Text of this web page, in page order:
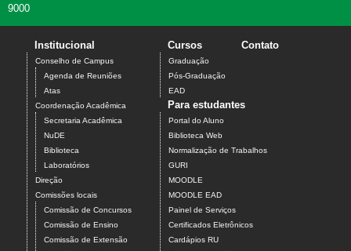
9000
Institucional
Conselho de Campus
Agenda de Reuniões
Atas
Coordenação Acadêmica
Secretaria Acadêmica
NuDE
Biblioteca
Laboratórios
Direção
Comissões locais
Comissão de Concursos
Comissão de Ensino
Comissão de Extensão
Cursos
Graduação
Pós-Graduação
EAD
Contato
Para estudantes
Portal do Aluno
Biblioteca Web
Normalização de Trabalhos
GURI
MOODLE
MOODLE EAD
Painel de Serviços
Certificados Eletrônicos
Cardápios RU